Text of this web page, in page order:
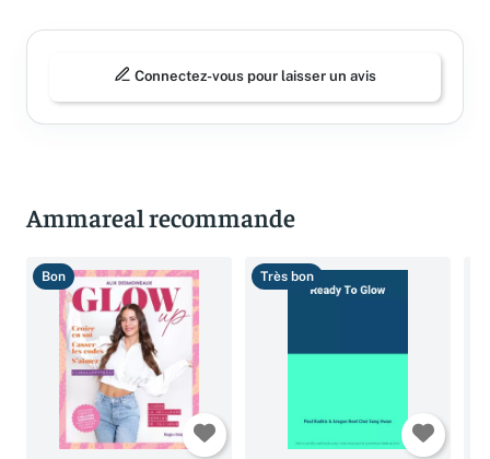
Connectez-vous pour laisser un avis
Ammareal recommande
Bon Très bon